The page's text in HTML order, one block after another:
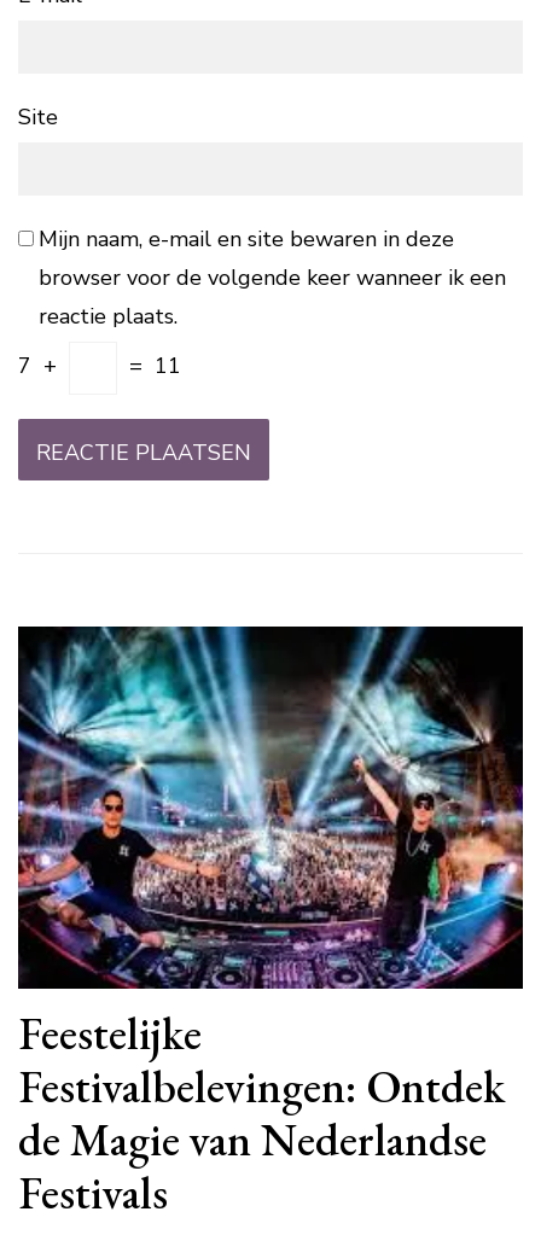
Site
Mijn naam, e-mail en site bewaren in deze
browser voor de volgende keer wanneer ik een
reactie plaats.
7 + = 11
Feestelijke
Festivalbelevingen: Ontdek
de Magie van Nederlandse
Festivals